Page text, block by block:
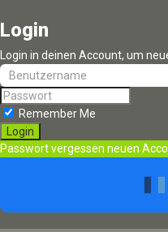
Keine
Leider wurden keine
Google-
Es ist leider unmöglich
Login
Login in deinen Account, um
Remember Me
Passwort vergessen neuen